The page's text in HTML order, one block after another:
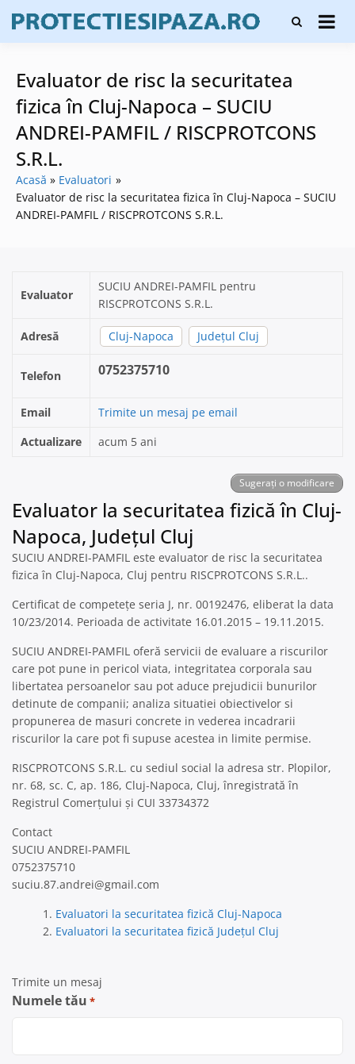
content
Firme de
protecție și
alarmare și
Evaluator de risc la securitatea
fizica în Cluj-Napoca – SUCIU
ANDREI-PAMFIL / RISCPROTCONS
S.R.L.
Acasă
Evaluatori
Evaluator de risc la securitatea fizica în Cluj-Napoca – SUCIU
ANDREI-PAMFIL / RISCPROTCONS S.R.L.
Evaluator
SUCIU ANDREI-PAMFIL pentru
RISCPROTCONS S.R.L.
Adresă Cluj-Napoca Județul Cluj
Telefon 0752375710
Email
Trimite un mesaj pe email
Actualizare
acum 5 ani
Sugerați o modificare
Evaluator la securitatea fizică în Cluj-
Napoca, Județul Cluj
SUCIU ANDREI-PAMFIL este evaluator de risc la securitatea
fizica în Cluj-Napoca, Cluj pentru RISCPROTCONS S.R.L..
Certificat de competețe seria J, nr. 00192476, eliberat la data
10/23/2014. Perioada de activitate 16.01.2015 – 19.11.2015.
SUCIU ANDREI-PAMFIL oferă servicii de evaluare a riscurilor
care pot pune in pericol viata, integritatea corporala sau
libertatea persoanelor sau pot aduce prejudicii bunurilor
detinute de companii; analiza situatiei obiectivelor si
propunerea de masuri concrete in vederea incadrarii
riscurilor la care pot fi supuse acestea in limite permise.
RISCPROTCONS S.R.L. cu sediul social la adresa str. Plopilor,
nr. 68, sc. C, ap. 186, Cluj-Napoca, Cluj, înregistrată în
Registrul Comerțului și CUI 33734372
Contact
SUCIU ANDREI-PAMFIL
0752375710
suciu.87.andrei@gmail.com
Evaluatori la securitatea fizică Cluj-Napoca
Evaluatori la securitatea fizică Județul Cluj
Trimite un mesaj
Numele tău *